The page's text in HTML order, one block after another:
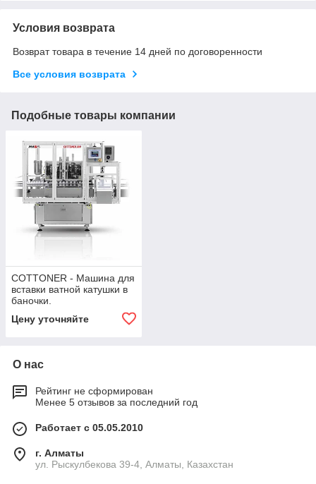
Условия возврата
Возврат товара в течение 14 дней по договоренности
Все условия возврата
Подобные товары компании
COTTONER - Машина для
вставки ватной катушки в
баночки.
Цену уточняйте
О нас
Рейтинг не сформирован
Менее 5 отзывов за последний год
Работает с 05.05.2010
г. Алматы
ул. Рыскулбекова 39-4, Алматы, Казахстан